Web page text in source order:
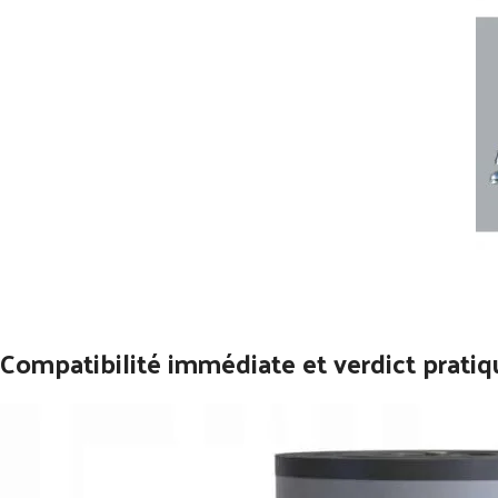
Compatibilité immédiate et verdict